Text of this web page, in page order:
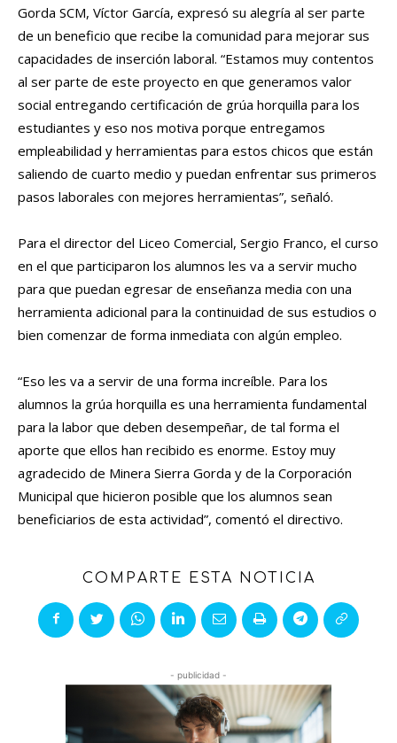
Gorda SCM, Víctor García, expresó su alegría al ser parte
de un beneficio que recibe la comunidad para mejorar sus
capacidades de inserción laboral. “Estamos muy contentos
al ser parte de este proyecto en que generamos valor
social entregando certificación de grúa horquilla para los
estudiantes y eso nos motiva porque entregamos
empleabilidad y herramientas para estos chicos que están
saliendo de cuarto medio y puedan enfrentar sus primeros
pasos laborales con mejores herramientas”, señaló.
Para el director del Liceo Comercial, Sergio Franco, el curso
en el que participaron los alumnos les va a servir mucho
para que puedan egresar de enseñanza media con una
herramienta adicional para la continuidad de sus estudios o
bien comenzar de forma inmediata con algún empleo.
“Eso les va a servir de una forma increíble. Para los
alumnos la grúa horquilla es una herramienta fundamental
para la labor que deben desempeñar, de tal forma el
aporte que ellos han recibido es enorme. Estoy muy
agradecido de Minera Sierra Gorda y de la Corporación
Municipal que hicieron posible que los alumnos sean
beneficiarios de esta actividad”, comentó el directivo.
COMPARTE ESTA NOTICIA
- publicidad -